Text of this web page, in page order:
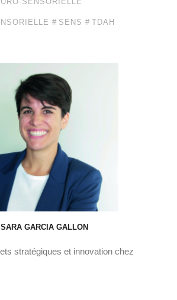
SENS TDAH
SARA GARCIA GALLON
stratégiques et innovation chez